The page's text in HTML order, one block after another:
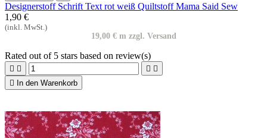
Designerstoff Schrift Text rot weiß Quiltstoff Mama Said Sew
1,90 €
(inkl. MwSt.)
19,00 € m zzgl. Versand
Rated out of 5 stars based on review(s)
   

In den Warenkorb